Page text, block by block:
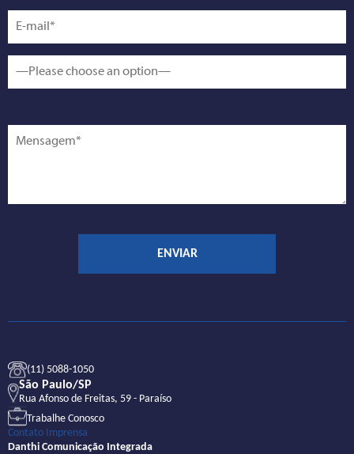
(11) 5088-1050
São Paulo/SP
Rua Afonso de Freitas, 59 - Paraíso
Trabalhe Conosco
Contato Imprensa
Danthi Comunicação Integrada